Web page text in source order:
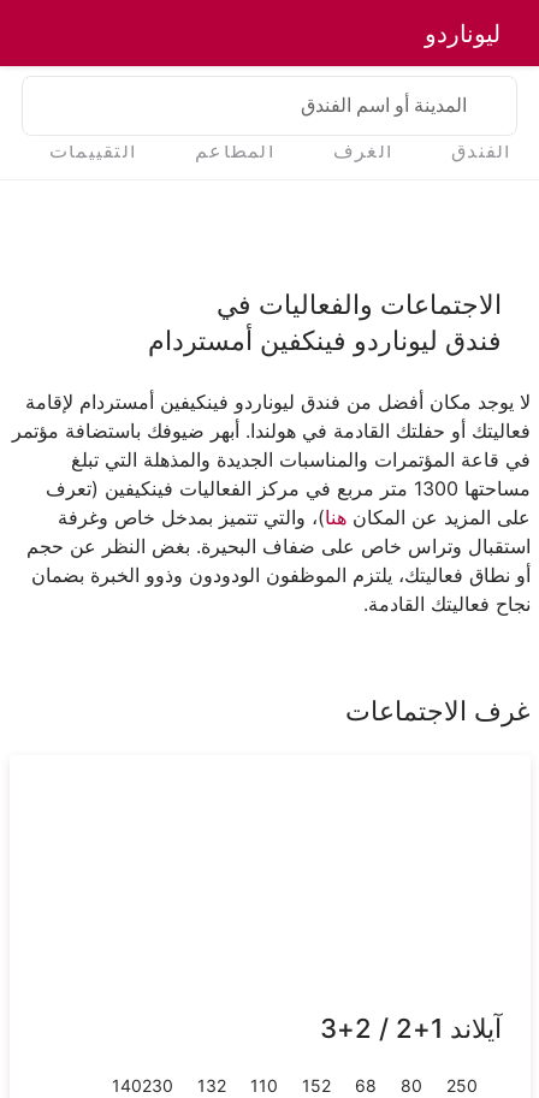
ليوناردو
المدينة أو اسم الفندق
الفندق الغرف المطاعم التقييمات
الاجتماعات والفعاليات في
فندق ليوناردو فينكفين أمستردام
لا يوجد مكان أفضل من فندق ليوناردو فينكيفين أمستردام لإقامة
فعاليتك أو حفلتك القادمة في هولندا. أبهر ضيوفك باستضافة مؤتمر
في قاعة المؤتمرات والمناسبات الجديدة والمذهلة التي تبلغ
مساحتها 1300 متر مربع في مركز الفعاليات فينكيفين (تعرف
على المزيد عن المكانهنا)، والتي تتميز بمدخل خاص وغرفة
استقبال وتراس خاص على ضفاف البحيرة. بغض النظر عن حجم
أو نطاق فعاليتك، يلتزم الموظفون الودودون وذوو الخبرة بضمان
نجاح فعاليتك القادمة.
غرف الاجتماعات
آيلاند 1+2 / 2+3
250
80
68
152
110
132
230
140